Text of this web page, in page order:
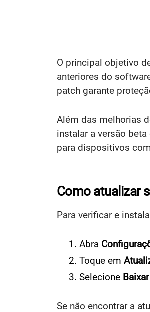
O principal objetivo
anteriores do
patch garante
Além das melhorias
instalar a versão beta
para dispositivos
Como atualizar
Para verificar e
Abra
Toque em
Selecione
Se não encontrar a